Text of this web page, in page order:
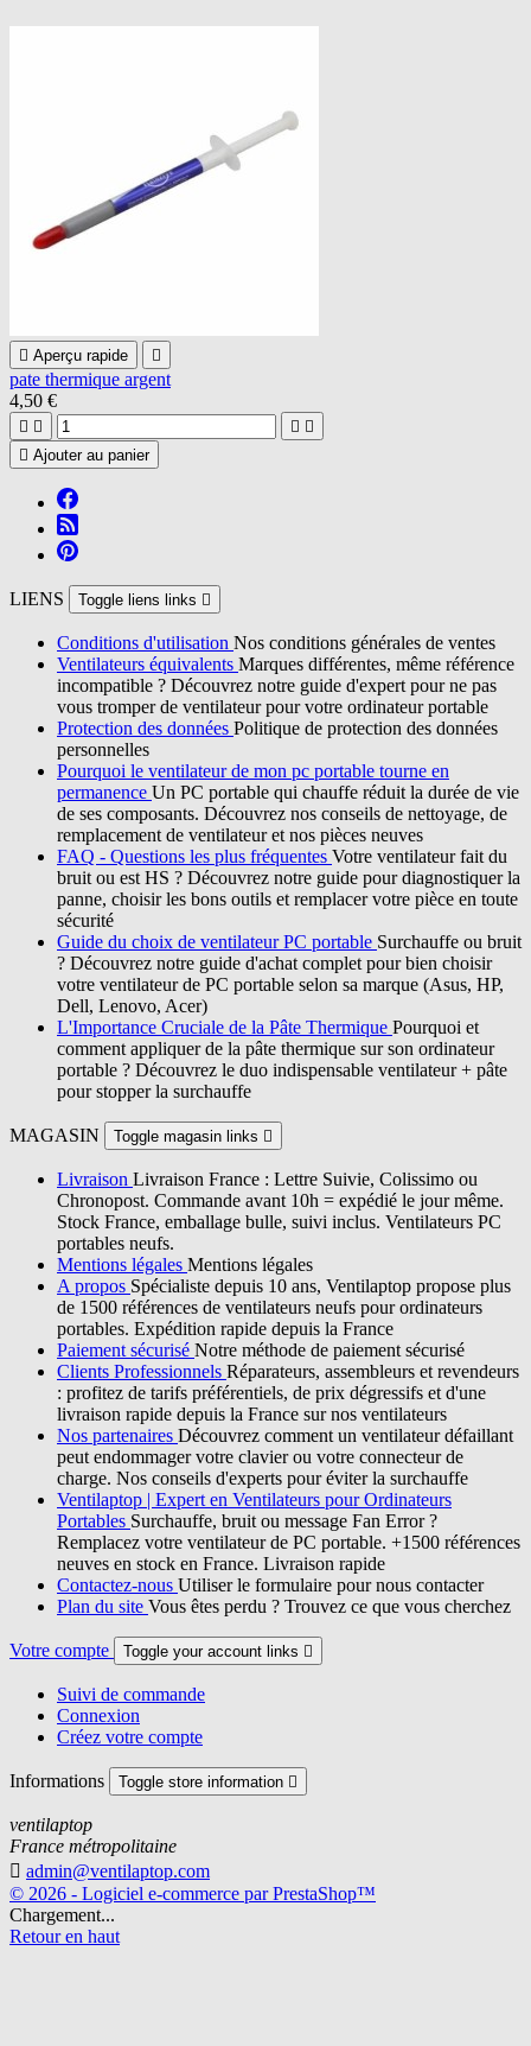
 Aperçu rapide 
pate thermique argent
4,50 €
   
 Ajouter au panier
LIENS Toggle liens links 
Conditions d'utilisation Nos conditions générales de ventes
Ventilateurs équivalents Marques différentes, même référence
incompatible ? Découvrez notre guide d'expert pour ne pas
vous tromper de ventilateur pour votre ordinateur portable
Protection des données Politique de protection des données
personnelles
Pourquoi le ventilateur de mon pc portable tourne en
permanence Un PC portable qui chauffe réduit la durée de vie
de ses composants. Découvrez nos conseils de nettoyage, de
remplacement de ventilateur et nos pièces neuves
FAQ - Questions les plus fréquentes Votre ventilateur fait du
bruit ou est HS ? Découvrez notre guide pour diagnostiquer la
panne, choisir les bons outils et remplacer votre pièce en toute
sécurité
Guide du choix de ventilateur PC portable Surchauffe ou bruit
? Découvrez notre guide d'achat complet pour bien choisir
votre ventilateur de PC portable selon sa marque (Asus, HP,
Dell, Lenovo, Acer)
L'Importance Cruciale de la Pâte Thermique Pourquoi et
comment appliquer de la pâte thermique sur son ordinateur
portable ? Découvrez le duo indispensable ventilateur + pâte
pour stopper la surchauffe
MAGASIN Toggle magasin links 
Livraison Livraison France : Lettre Suivie, Colissimo ou
Chronopost. Commande avant 10h = expédié le jour même.
Stock France, emballage bulle, suivi inclus. Ventilateurs PC
portables neufs.
Mentions légales Mentions légales
A propos Spécialiste depuis 10 ans, Ventilaptop propose plus
de 1500 références de ventilateurs neufs pour ordinateurs
portables. Expédition rapide depuis la France
Paiement sécurisé Notre méthode de paiement sécurisé
Clients Professionnels Réparateurs, assembleurs et revendeurs
: profitez de tarifs préférentiels, de prix dégressifs et d'une
livraison rapide depuis la France sur nos ventilateurs
Nos partenaires Découvrez comment un ventilateur défaillant
peut endommager votre clavier ou votre connecteur de
charge. Nos conseils d'experts pour éviter la surchauffe
Ventilaptop | Expert en Ventilateurs pour Ordinateurs
Portables Surchauffe, bruit ou message Fan Error ?
Remplacez votre ventilateur de PC portable. +1500 références
neuves en stock en France. Livraison rapide
Contactez-nous Utiliser le formulaire pour nous contacter
Plan du site Vous êtes perdu ? Trouvez ce que vous cherchez
Votre compte Toggle your account links 
Suivi de commande
Connexion
Créez votre compte
Informations Toggle store information 
ventilaptop
France métropolitaine
 admin@ventilaptop.com
© 2026 - Logiciel e-commerce par PrestaShop™
Chargement...
Retour en haut